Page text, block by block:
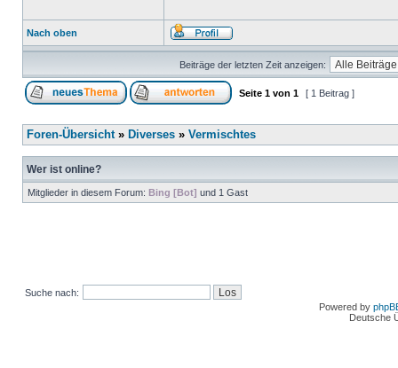
Nach oben
Beiträge der letzten Zeit anzeigen:
Seite 1 von 1 [ 1 Beitrag ]
Foren-Übersicht» Diverses » Vermischtes
Wer ist online?
Mitglieder in diesem Forum: Bing [Bot] und 1 Gast
Suche nach:
Powered by
Deutsche